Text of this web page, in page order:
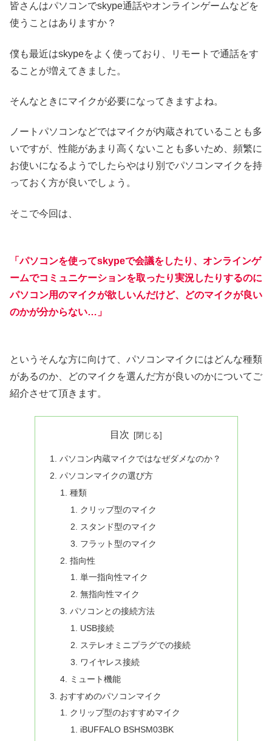
皆さんはパソコンでskype通話やオンラインゲームなどを
使うことはありますか？
僕も最近はskypeをよく使っており、リモートで通話をす
ることが増えてきました。
そんなときにマイクが必要になってきますよね。
ノートパソコンなどではマイクが内蔵されていることも多
いですが、性能があまり高くないことも多いため、頻繁に
お使いになるようでしたらやはり別でパソコンマイクを持
っておく方が良いでしょう。
そこで今回は、
「パソコンを使ってskypeで会議をしたり、オンラインゲ
ームでコミュニケーションを取ったり実況したりするのに
パソコン用のマイクが欲しいんだけど、どのマイクが良い
のかが分からない…」
というそんな方に向けて、パソコンマイクにはどんな種類
があるのか、どのマイクを選んだ方が良いのかについてご
紹介させて頂きます。
目次
パソコン内蔵マイクではなぜダメなのか？
パソコンマイクの選び方
種類
クリップ型のマイク
スタンド型のマイク
フラット型のマイク
指向性
単一指向性マイク
無指向性マイク
パソコンとの接続方法
USB接続
ステレオミニプラグでの接続
ワイヤレス接続
ミュート機能
おすすめのパソコンマイク
クリップ型のおすすめマイク
iBUFFALO BSHSM03BK